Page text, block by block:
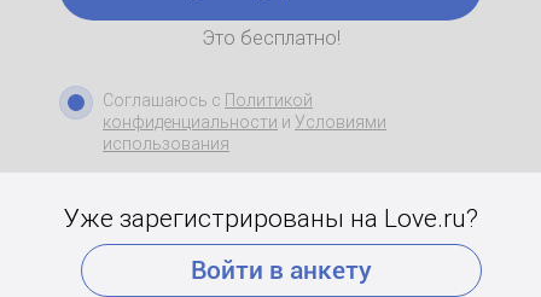
Это бесплатно!
Соглашаюсь с Политикой
конфиденциальности и Условиями
использования
Уже зарегистрированы на Love.ru?
Войти в анкету